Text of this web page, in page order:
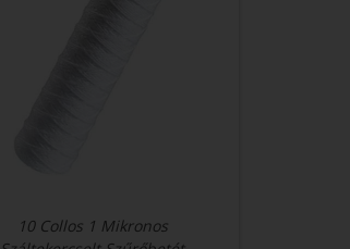
10 Collos 1 Mikronos